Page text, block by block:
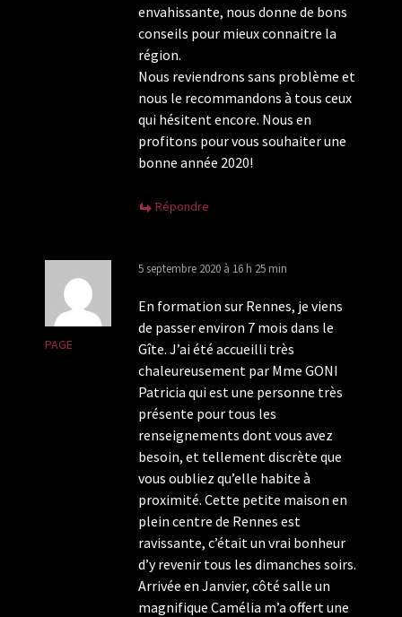
envahissante, nous donne de bons
conseils pour mieux connaitre la
région.
Nous reviendrons sans problème et
nous le recommandons à tous ceux
qui hésitent encore. Nous en
profitons pour vous souhaiter une
bonne année 2020!
Répondre
PAGE
5 septembre 2020 à 16 h 25 min
En formation sur Rennes, je viens
de passer environ 7 mois dans le
Gîte. J’ai été accueilli très
chaleureusement par Mme GONI
Patricia qui est une personne très
présente pour tous les
renseignements dont vous avez
besoin, et tellement discrète que
vous oubliez qu’elle habite à
proximité. Cette petite maison en
plein centre de Rennes est
ravissante, c’était un vrai bonheur
d’y revenir tous les dimanches soirs.
Arrivée en Janvier, côté salle un
magnifique Camélia m’a offert une